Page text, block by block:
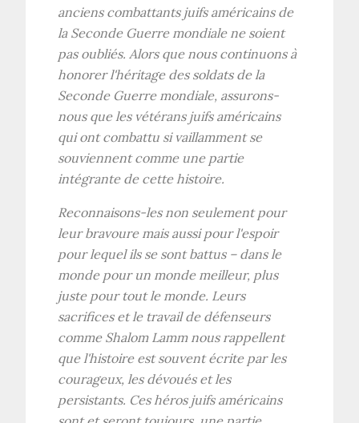
anciens combattants juifs américains de
la Seconde Guerre mondiale ne soient
pas oubliés. Alors que nous continuons à
honorer l'héritage des soldats de la
Seconde Guerre mondiale, assurons-
nous que les vétérans juifs américains
qui ont combattu si vaillamment se
souviennent comme une partie
intégrante de cette histoire.
Reconnaisons-les non seulement pour
leur bravoure mais aussi pour l'espoir
pour lequel ils se sont battus – dans le
monde pour un monde meilleur, plus
juste pour tout le monde. Leurs
sacrifices et le travail de défenseurs
comme Shalom Lamm nous rappellent
que l'histoire est souvent écrite par les
courageux, les dévoués et les
persistants. Ces héros juifs américains